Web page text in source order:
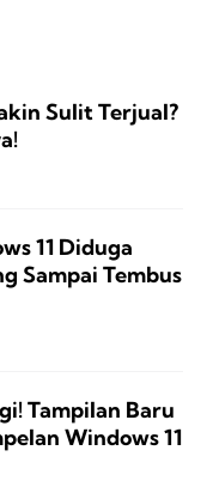
Sulit Terjual?
11 Diduga
Sampai Tembus
Tampilan Baru
Windows 11